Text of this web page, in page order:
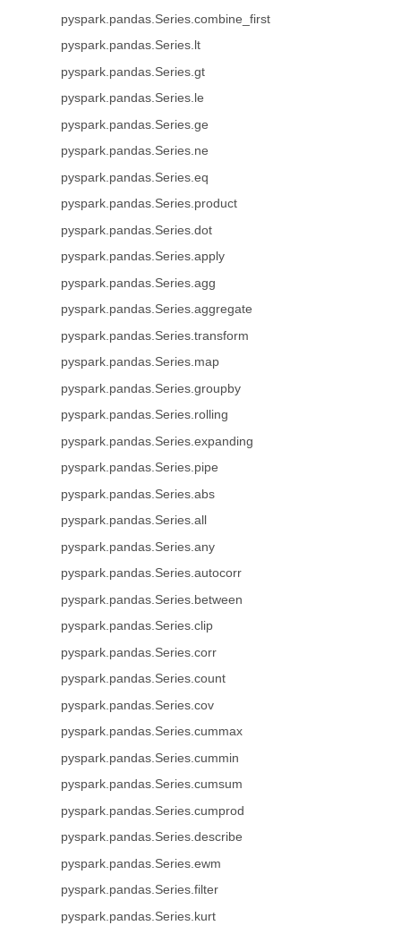
pyspark.pandas.Series.combine_first
pyspark.pandas.Series.lt
pyspark.pandas.Series.gt
pyspark.pandas.Series.le
pyspark.pandas.Series.ge
pyspark.pandas.Series.ne
pyspark.pandas.Series.eq
pyspark.pandas.Series.product
pyspark.pandas.Series.dot
pyspark.pandas.Series.apply
pyspark.pandas.Series.agg
pyspark.pandas.Series.aggregate
pyspark.pandas.Series.transform
pyspark.pandas.Series.map
pyspark.pandas.Series.groupby
pyspark.pandas.Series.rolling
pyspark.pandas.Series.expanding
pyspark.pandas.Series.pipe
pyspark.pandas.Series.abs
pyspark.pandas.Series.all
pyspark.pandas.Series.any
pyspark.pandas.Series.autocorr
pyspark.pandas.Series.between
pyspark.pandas.Series.clip
pyspark.pandas.Series.corr
pyspark.pandas.Series.count
pyspark.pandas.Series.cov
pyspark.pandas.Series.cummax
pyspark.pandas.Series.cummin
pyspark.pandas.Series.cumsum
pyspark.pandas.Series.cumprod
pyspark.pandas.Series.describe
pyspark.pandas.Series.ewm
pyspark.pandas.Series.filter
pyspark.pandas.Series.kurt